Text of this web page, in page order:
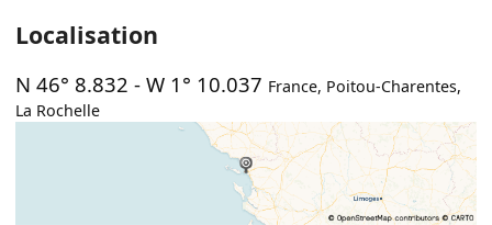
Localisation
N 46° 8.832 -W 1° 10.037 France, Poitou-Charentes,
La Rochelle